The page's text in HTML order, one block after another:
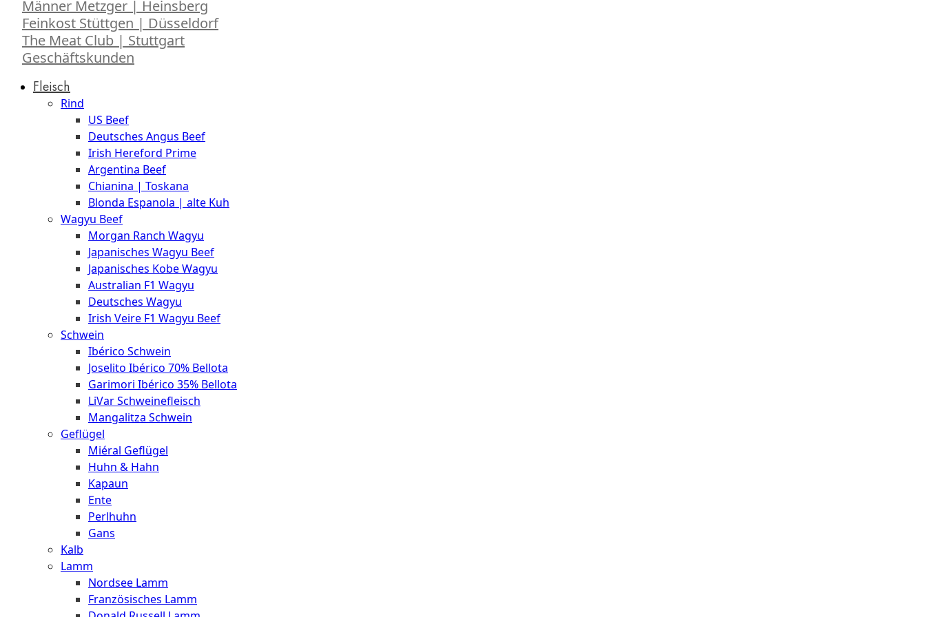
Männer Metzger | Heinsberg
Feinkost Stüttgen | Düsseldorf
The Meat Club | Stuttgart
Geschäftskunden
Fleisch
Rind
US Beef
Deutsches Angus Beef
Irish Hereford Prime
Argentina Beef
Chianina | Toskana
Blonda Espanola | alte Kuh
Wagyu Beef
Morgan Ranch Wagyu
Japanisches Wagyu Beef
Japanisches Kobe Wagyu
Australian F1 Wagyu
Deutsches Wagyu
Irish Veire F1 Wagyu Beef
Schwein
Ibérico Schwein
Joselito Ibérico 70% Bellota
Garimori Ibérico 35% Bellota
LiVar Schweinefleisch
Mangalitza Schwein
Geflügel
Miéral Geflügel
Huhn & Hahn
Kapaun
Ente
Perlhuhn
Gans
Kalb
Lamm
Nordsee Lamm
Französisches Lamm